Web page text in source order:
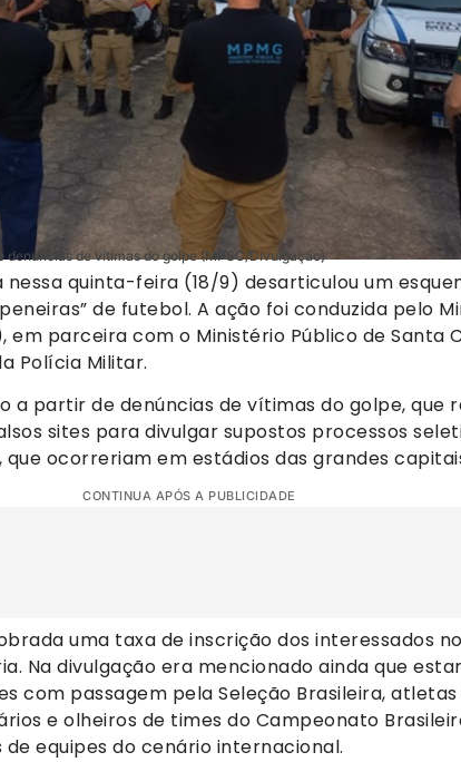
de vítimas do golpe (MPSC/Divulgação)
quinta-feira (18/9) desarticulou um
de futebol. A ação foi conduzida pelo
em parceira com o Ministério Público de Santa
Polícia Militar.
a partir de denúncias de vítimas do golpe, que
sites para divulgar supostos processos
que ocorreriam em estádios das grandes
CONTINUA APÓS A PUBLICIDADE
uma taxa de inscrição dos interessados
Na divulgação era mencionado ainda que
com passagem pela Seleção Brasileira,
e olheiros de times do Campeonato
equipes do cenário internacional.